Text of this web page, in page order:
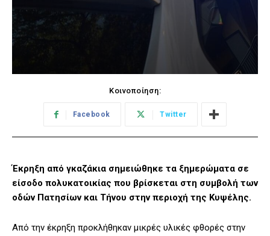
Κοινοποίηση:
Facebook Twitter
Έκρηξη από γκαζάκια σημειώθηκε τα ξημερώματα σε
είσοδο πολυκατοικίας που βρίσκεται στη συμβολή των
οδών Πατησίων και Τήνου στην περιοχή της Κυψέλης.
Από την έκρηξη προκλήθηκαν μικρές υλικές φθορές στην